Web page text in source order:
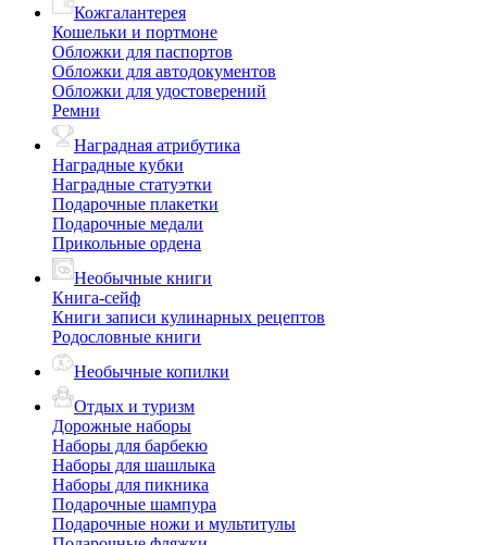
Кожгалантерея
Кошельки и портмоне
Обложки для паспортов
Обложки для автодокументов
Обложки для удостоверений
Ремни
Наградная атрибутика
Наградные кубки
Наградные статуэтки
Подарочные плакетки
Подарочные медали
Прикольные ордена
Необычные книги
Книга-сейф
Книги записи кулинарных рецептов
Родословные книги
Необычные копилки
Отдых и туризм
Дорожные наборы
Наборы для барбекю
Наборы для шашлыка
Наборы для пикника
Подарочные шампура
Подарочные ножи и мультитулы